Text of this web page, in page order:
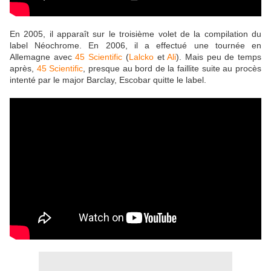
En 2005, il apparaît sur le troisième volet de la compilation du
label Néochrome. En 2006, il a effectué une tournée en
Allemagne avec45 Scientific (LalckoetAli). Mais peu de temps
après, 45 Scientific , presque au bord de la faillite suite au procès
intenté par le major Barclay, Escobar quitte le label.